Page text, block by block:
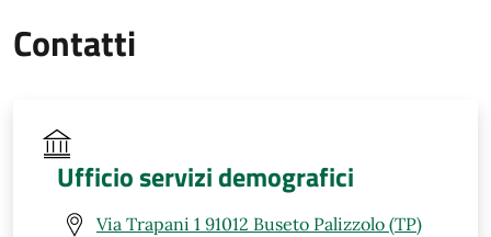
Contatti
Ufficio servizi demografici
Via Trapani 1 91012 Buseto Palizzolo (TP)